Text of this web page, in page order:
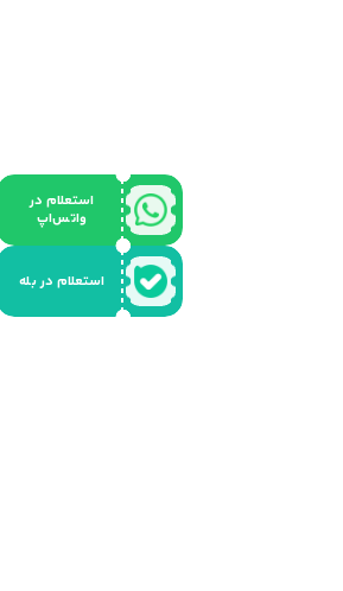
استعلام در
واتس‌اپ
استعلام در بله